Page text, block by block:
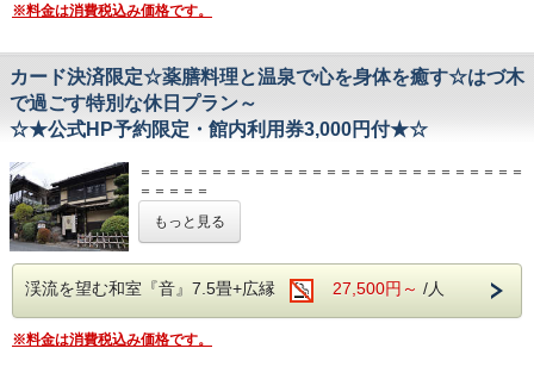
老酒
鳥のムネ肉のスープ
紅花入りエビの炒めもの
魚の蒸しもの
ダチョウ肉のしょう油煮込み
卵白と貝柱の炒めもの
鳥骨鶏のスープ
漢方トシシ入たき込みごはん
羅漢果のお茶
白きくらげのデザート
∽∽∽∽∽∽∽∽∽∽∽∽∽∽∽∽∽∽∽∽∽
【公式HP予約限定】
館内売店のお土産購入にご利用いただける
※料金は消費税込み価格です。
カード決済限定☆薬膳料理と温泉で心を身体を癒す☆はづ木
で過ごす特別な休日プラン～
☆★公式HP予約限定・館内利用券3,000円付★☆
＝＝＝＝＝＝＝＝＝＝＝＝＝＝＝＝＝＝＝＝＝＝＝＝＝＝＝
＝＝＝＝＝
日は50％、
当日または連絡無しの場合は100％のキャンセル料がかかり
ます。
＝＝＝＝＝＝＝＝＝＝＝＝＝＝＝＝＝＝＝＝＝＝＝＝＝＝＝
◆◇◆カード決済限定◆◇◆
もっと見る
渓流を望む和室『音』7.5畳+広縁 27,500円～ /人
※料金は消費税込み価格です。